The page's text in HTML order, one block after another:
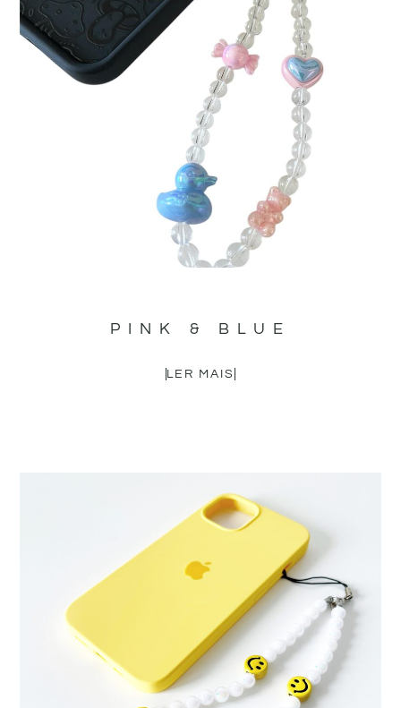
PINK & BLUE
LER MAIS